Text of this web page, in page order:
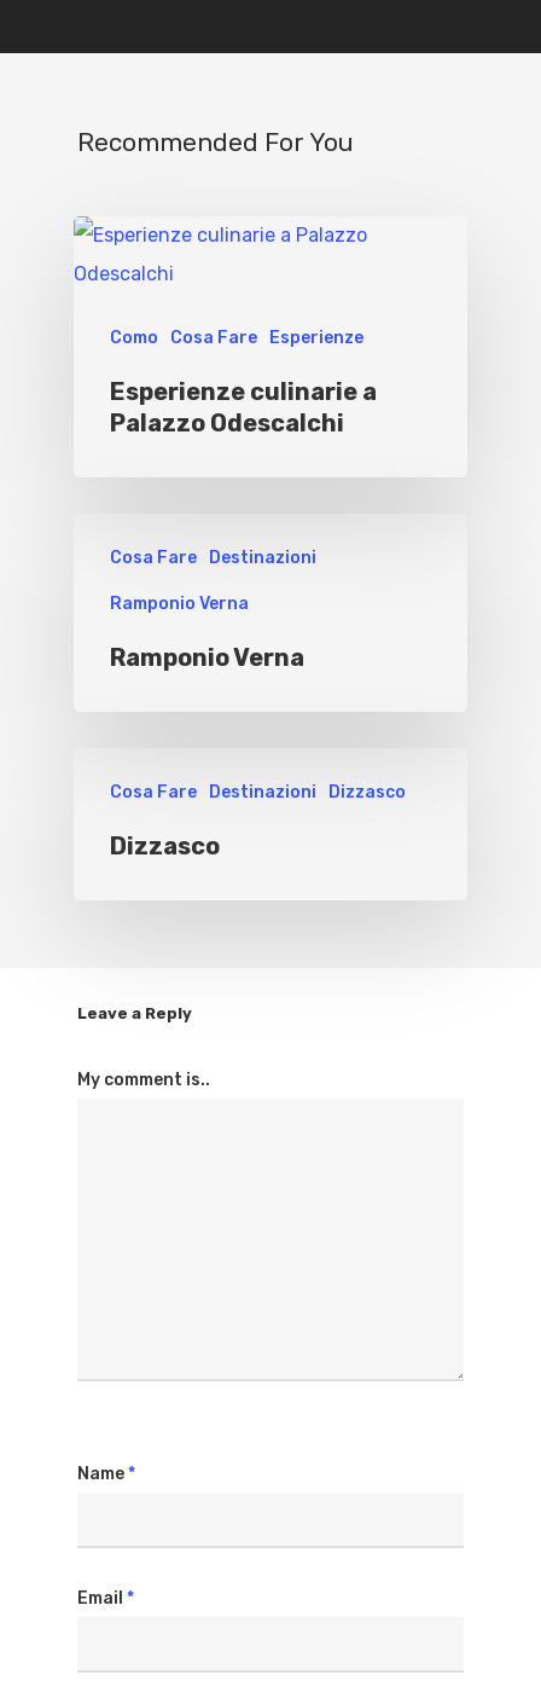
Recommended For You
Como Cosa Fare Esperienze
Esperienze culinarie a
Palazzo Odescalchi
Cosa Fare Destinazioni
Ramponio Verna
Ramponio Verna
Cosa Fare Destinazioni Dizzasco
Dizzasco
Leave a Reply
My comment is..
Name*
Email *